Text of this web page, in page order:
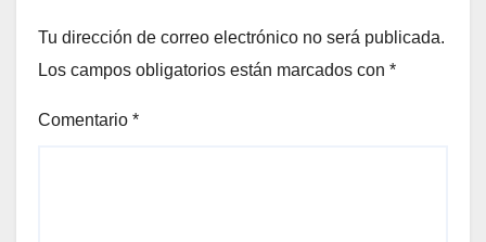
Tu dirección de correo electrónico no será publicada.
Los campos obligatorios están marcados con *
Comentario *